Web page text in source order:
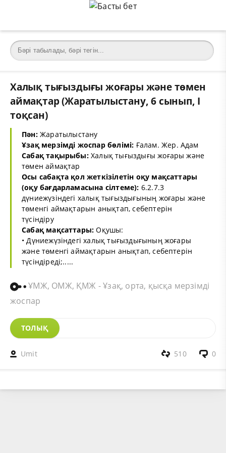
Халық тығыздығы жоғары және төмен
аймақтар (Жаратылыстану, 6 сынып, I
тоқсан)
Пән:Жаратылыстану
Ұзақ мерзімді жоспар бөлімі: Ғалам. Жер. Адам
Сабақ тақырыбы:Халық тығыздығы жоғары және
төмен аймақтар
Осы сабақта қол жеткізілетін оқу мақсаттары
(оқу бағдарламасына сілтеме): 6.2.7.3
дүниежүзіндегі халық тығыздығының жоғары және
төменгі аймақтарын анықтап, себептерін
түсіндіру
Сабақ мақсаттары: Оқушы:
• Дүниежүзіндегі халық тығыздығының жоғары
және төменгі аймақтарын анықтап, себептерін
түсіндіреді;.....
ҰМЖ, ОМЖ, ҚМЖ - Ұзақ, орта, қысқа мерзімді
жоспар
ТОЛЫҚ
Umit 0
510